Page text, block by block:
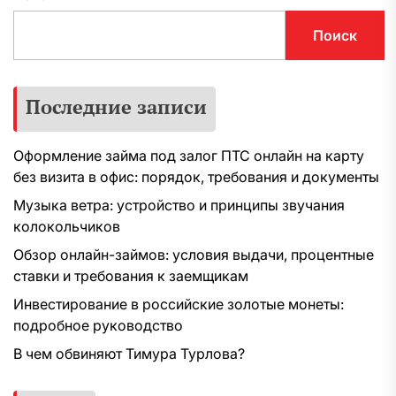
Поиск
Последние записи
Оформление займа под залог ПТС онлайн на карту
без визита в офис: порядок, требования и документы
Музыка ветра: устройство и принципы звучания
колокольчиков
Обзор онлайн-займов: условия выдачи, процентные
ставки и требования к заемщикам
Инвестирование в российские золотые монеты:
подробное руководство
В чем обвиняют Тимура Турлова?